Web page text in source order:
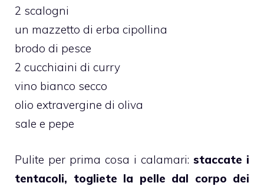
2 scalogni
un mazzetto di erba cipollina
brodo di pesce
2 cucchiaini di curry
vino bianco secco
olio extravergine di oliva
sale e pepe
Pulite per prima cosa i calamari: staccate i
tentacoli, togliete la pelle dal corpo dei